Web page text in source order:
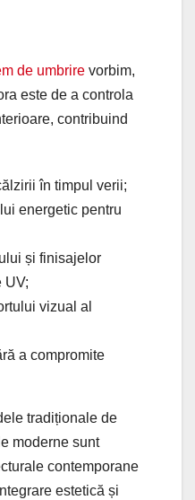
de umbrire vorbim,
este de a controla
contribuind
în timpul verii;
energetic pentru
și finisajelor
UV;
vizual al
a compromite
tradiționale de
moderne sunt
contemporane
estetică și